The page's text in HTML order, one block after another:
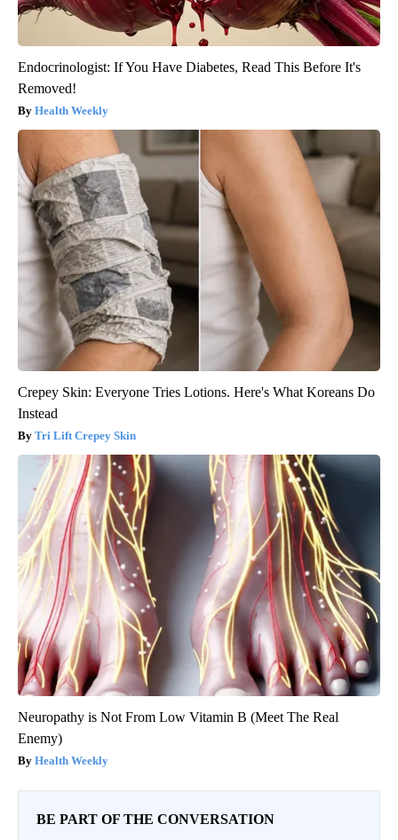
Endocrinologist: If You Have Diabetes, Read This Before It's
Removed!
Health Weekly
Crepey Skin: Everyone Tries Lotions. Here's What Koreans Do
Instead
Tri Lift Crepey Skin
Neuropathy is Not From Low Vitamin B (Meet The Real
Enemy)
Health Weekly
BE PART OF THE CONVERSATION